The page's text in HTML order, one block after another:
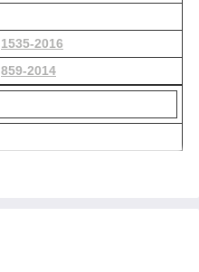
1535-2016
859-2014